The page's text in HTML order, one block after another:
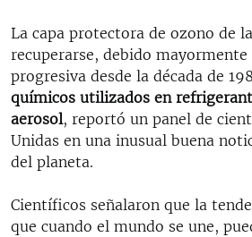
La capa protectora de ozono de
recuperarse, debido mayormente
progresiva desde la década de
químicos utilizados en
aerosol, reportó un panel de
Unidas en una inusual buena
del planeta.
Científicos señalaron que la
que cuando el mundo se une,